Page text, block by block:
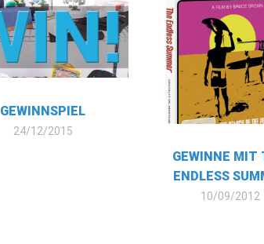
GEWINNSPIEL
24/12/2015
GEWINNE MIT
ENDLESS
10/09/2012